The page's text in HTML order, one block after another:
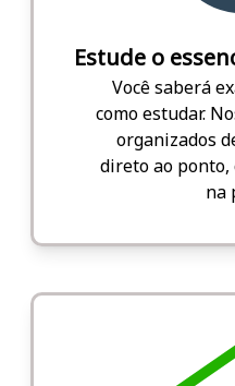
Estude o
Você saberá
como estudar.
organizados
direto ao ponto,
na